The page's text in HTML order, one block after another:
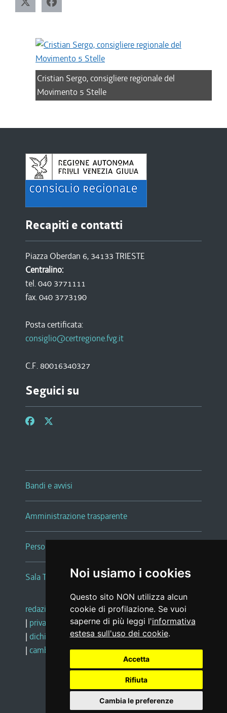
Noi usiamo i cookies
Questo sito NON utilizza alcun
cookie di profilazione. Se vuoi
saperne di più leggi l'informativa
estesa sull'uso dei cookie.
Accetta
Rifiuta
Cambia le preferenze
Cristian Sergo, consigliere regionale del
Movimento 5 Stelle
Recapiti e contatti
Piazza Oberdan 6, 34133 TRIESTE
Centralino:
tel. 040 3771111
fax. 040 3773190
Posta certificata:
consiglio@certregione.fvg.it
C.F. 80016340327
Seguici su
Bandi e avvisi
Amministrazione trasparente
Persone e Uffici
Sala Tiziano Tessitori
redazione web |note legali |glossario
| privacy
social media policy
| dichiarazione di accessibilità |feedback
| cambio preferenze cookie
Realizzato da